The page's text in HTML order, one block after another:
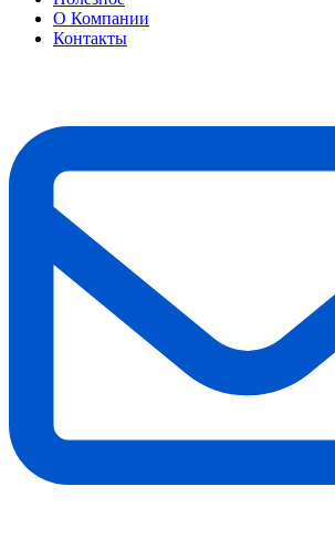
О Компании
Контакты